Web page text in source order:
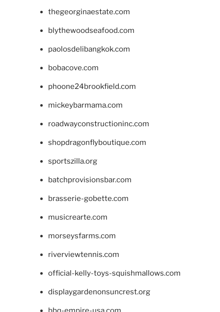
thegeorginaestate.com
blythewoodseafood.com
paolosdelibangkok.com
bobacove.com
phoone24brookfield.com
mickeybarmama.com
roadwayconstructioninc.com
shopdragonflyboutique.com
sportszilla.org
batchprovisionsbar.com
brasserie-gobette.com
musicrearte.com
morseysfarms.com
riverviewtennis.com
official-kelly-toys-squishmallows.com
displaygardenonsuncrest.org